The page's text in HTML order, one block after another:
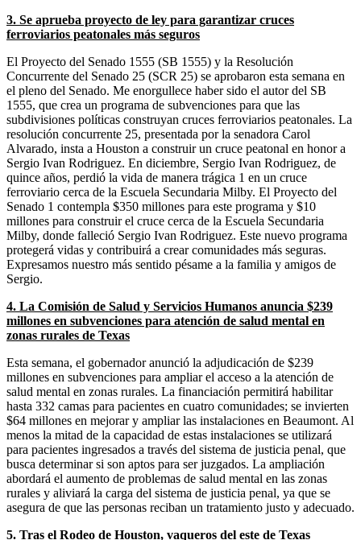
3. Se aprueba proyecto de ley para garantizar cruces
ferroviarios peatonales más seguros
El Proyecto del Senado 1555 (SB 1555) y la Resolución
Concurrente del Senado 25 (SCR 25) se aprobaron esta semana en
el pleno del Senado. Me enorgullece haber sido el autor del SB
1555, que crea un programa de subvenciones para que las
subdivisiones políticas construyan cruces ferroviarios peatonales. La
resolución concurrente 25, presentada por la senadora Carol
Alvarado, insta a Houston a construir un cruce peatonal en honor a
Sergio Ivan Rodriguez. En diciembre, Sergio Ivan Rodriguez, de
quince años, perdió la vida de manera trágica 1 en un cruce
ferroviario cerca de la Escuela Secundaria Milby. El Proyecto del
Senado 1 contempla $350 millones para este programa y $10
millones para construir el cruce cerca de la Escuela Secundaria
Milby, donde falleció Sergio Ivan Rodriguez. Este nuevo programa
protegerá vidas y contribuirá a crear comunidades más seguras.
Expresamos nuestro más sentido pésame a la familia y amigos de
Sergio.
4. La Comisión de Salud y Servicios Humanos anuncia $239
millones en subvenciones para atención de salud mental en
zonas rurales de Texas
Esta semana, el gobernador anunció la adjudicación de $239
millones en subvenciones para ampliar el acceso a la atención de
salud mental en zonas rurales. La financiación permitirá habilitar
hasta 332 camas para pacientes en cuatro comunidades; se invierten
$64 millones en mejorar y ampliar las instalaciones en Beaumont. Al
menos la mitad de la capacidad de estas instalaciones se utilizará
para pacientes ingresados a través del sistema de justicia penal, que
busca determinar si son aptos para ser juzgados. La ampliación
abordará el aumento de problemas de salud mental en las zonas
rurales y aliviará la carga del sistema de justicia penal, ya que se
asegura de que las personas reciban un tratamiento justo y adecuado.
5. Tras el Rodeo de Houston, vaqueros del este de Texas